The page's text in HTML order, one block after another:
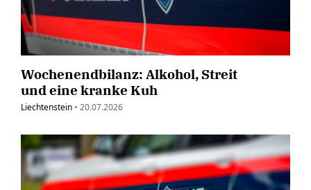
Wochenendbilanz: Alkohol, Streit
und eine kranke Kuh
Liechtenstein • 20.07.2026